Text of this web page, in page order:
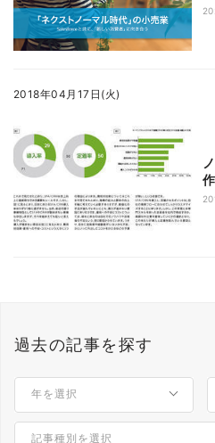
2018年04月17日(火)
過去の記事を探す